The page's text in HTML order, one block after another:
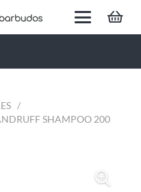
/
SHAMPOO 200